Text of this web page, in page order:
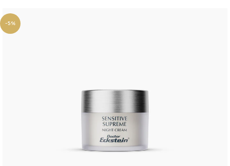
-5%